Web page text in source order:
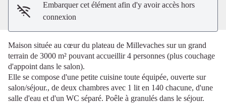
Embarquer cet élément afin d'y avoir accès hors
connexion
Maison située au cœur du plateau de Millevaches sur un grand
terrain de 3000 m² pouvant accueillir 4 personnes (plus couchage
d'appoint dans le salon).
Elle se compose d'une petite cuisine toute équipée, ouverte sur
salon/séjour., de deux chambres avec 1 lit en 140 chacune, d'une
salle d'eau et d'un WC séparé. Poêle à granulés dans le séjour.